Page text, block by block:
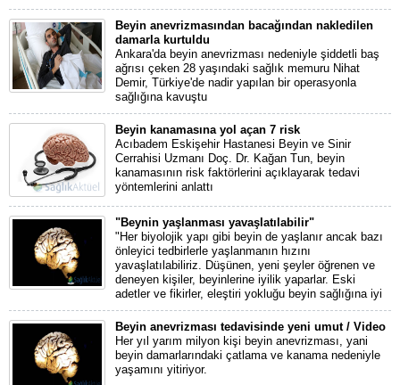
Beyin anevrizmasından bacağından nakledilen
damarla kurtuldu
Ankara'da beyin anevrizması nedeniyle şiddetli baş
ağrısı çeken 28 yaşındaki sağlık memuru Nihat
Demir, Türkiye'de nadir yapılan bir operasyonla
sağlığına kavuştu
Beyin kanamasına yol açan 7 risk
Acıbadem Eskişehir Hastanesi Beyin ve Sinir
Cerrahisi Uzmanı Doç. Dr. Kağan Tun, beyin
kanamasının risk faktörlerini açıklayarak tedavi
yöntemlerini anlattı
"Beynin yaşlanması yavaşlatılabilir"
"Her biyolojik yapı gibi beyin de yaşlanır ancak bazı
önleyici tedbirlerle yaşlanmanın hızını
yavaşlatılabiliriz. Düşünen, yeni şeyler öğrenen ve
deneyen kişiler, beyinlerine iyilik yaparlar. Eski
adetler ve fikirler, eleştiri yokluğu beyin sağlığına iyi
Beyin anevrizması tedavisinde yeni umut / Video
Her yıl yarım milyon kişi beyin anevrizması, yani
beyin damarlarındaki çatlama ve kanama nedeniyle
yaşamını yitiriyor.